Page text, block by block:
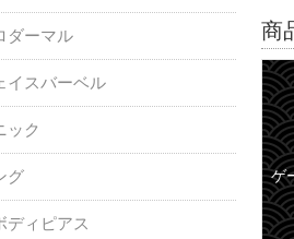
商
ゲ
ダーマル
イスバーベル
ック
グ
ディピアス